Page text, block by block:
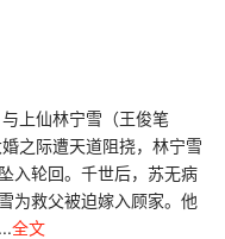
上仙林宁雪（王俊笔
之际遭天道阻挠，林宁雪
入轮回。千世后，苏无病
为救父被迫嫁入顾家。他
全文